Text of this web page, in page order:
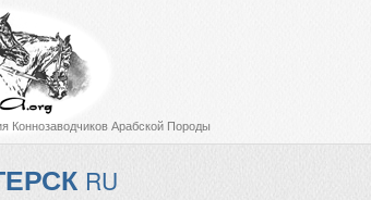
Коннозаводчиков Арабской Породы
RU